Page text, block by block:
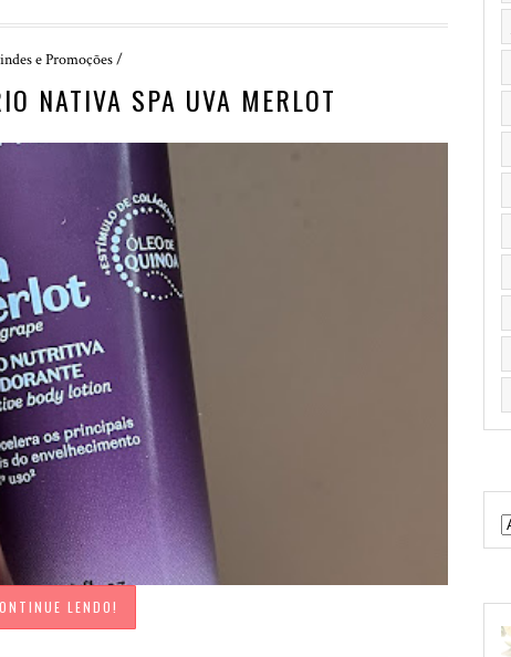
e Promoções/
NATIVA SPA UVA MERLOT
LENDO!